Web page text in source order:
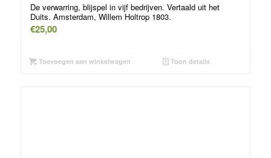
De verwarring, blijspel in vijf bedrijven. Vertaald uit het
Duits. Amsterdam, Willem Holtrop 1803.
€25,00
Toevoegen aan winkelwagen Toon details